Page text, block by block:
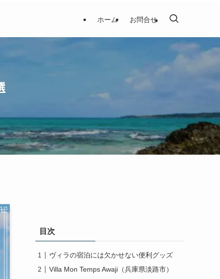
ホーム お問合せ
目次
ヴィラの宿泊には欠かせない便利グッズ
Villa Mon Temps Awaji（兵庫県淡路市）